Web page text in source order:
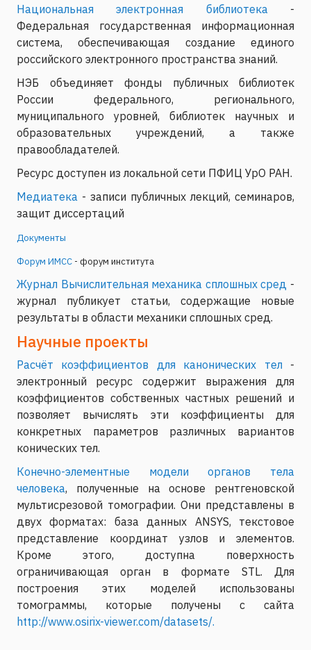
Национальная электронная библиотека -
Федеральная государственная информационная
система, обеспечивающая создание единого
российского электронного пространства знаний.
НЭБ объединяет фонды публичных библиотек
России федерального, регионального,
муниципального уровней, библиотек научных и
образовательных учреждений, а также
правообладателей.
Ресурс доступен из локальной сети ПФИЦ УрО РАН.
Медиатека - записи публичных лекций, семинаров,
защит диссертаций
Документы
Форум ИМСС - форум института
Журнал Вычислительная механика сплошных сред -
журнал публикует статьи, содержащие новые
результаты в области механики сплошных сред.
Научные проекты
Расчёт коэффициентов для канонических тел -
электронный ресурс содержит выражения для
коэффициентов собственных частных решений и
позволяет вычислять эти коэффициенты для
конкретных параметров различных вариантов
конических тел.
Конечно-элементные модели органов тела
человека, полученные на основе рентгеновской
мультисрезовой томографии. Они представлены в
двух форматах: база данных ANSYS, текстовое
представление координат узлов и элементов.
Кроме этого, доступна поверхность
ограничивающая орган в формате STL. Для
построения этих моделей использованы
томограммы, которые получены с сайта
http://www.osirix-viewer.com/datasets/.